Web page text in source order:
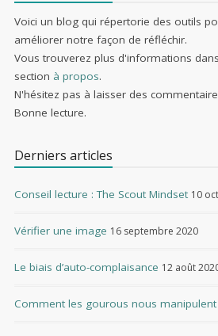
Voici un blog qui répertorie des outils
améliorer notre façon de réfléchir.
Vous trouverez plus d'informations dans
section à propos.
N'hésitez pas à laisser des
Bonne lecture.
Derniers articles
Conseil lecture : The Scout Mindset 10
Vérifier une image 16 septembre 2020
Le biais d’auto-complaisance 12 août
Comment les gourous nous manipulent